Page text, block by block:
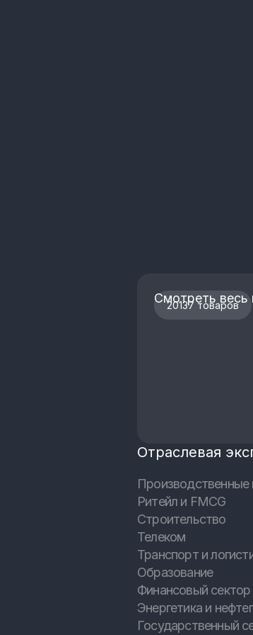
20137 товаров
Смотреть весь
Отраслевая
Производственные
Ритейл и FMCG
Строительство
Телеком
Транспорт и
Образование
Финансовый сектор
Энергетика и
Государственный